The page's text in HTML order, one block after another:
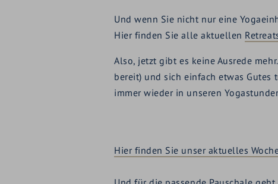
Und wenn Sie nicht nur eine
Hier finden Sie alle aktuellen
Also, jetzt gibt es keine Ausrede
bereit) und sich einfach etwas
immer wieder in unseren
Hier finden Sie unser aktuelles